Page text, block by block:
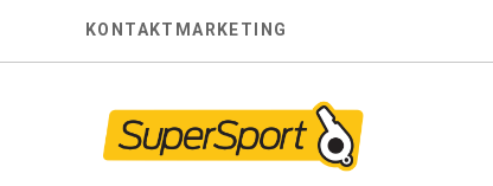
KONTAKT MARKETING